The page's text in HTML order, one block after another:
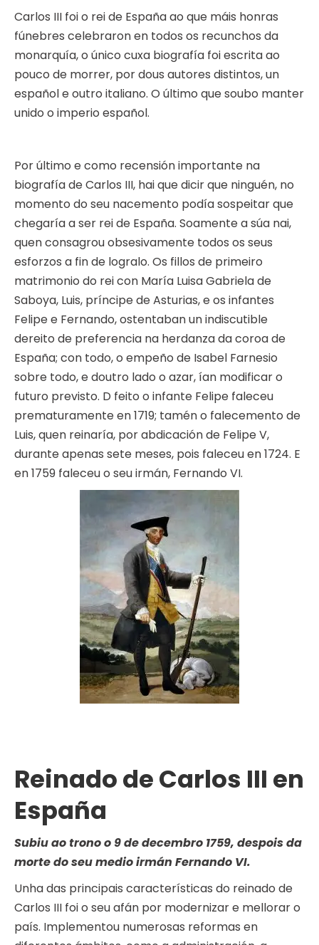
Carlos III foi o rei de España ao que máis honras
fúnebres celebraron en todos os recunchos da
monarquía, o único cuxa biografía foi escrita ao
pouco de morrer, por dous autores distintos, un
español e outro italiano. O último que soubo manter
unido o imperio español.
Por último e como recensión importante na
biografía de Carlos III, hai que dicir que ninguén, no
momento do seu nacemento podía sospeitar que
chegaría a ser rei de España. Soamente a súa nai,
quen consagrou obsesivamente todos os seus
esforzos a fin de logralo. Os fillos de primeiro
matrimonio do rei con María Luisa Gabriela de
Saboya, Luis, príncipe de Asturias, e os infantes
Felipe e Fernando, ostentaban un indiscutible
dereito de preferencia na herdanza da coroa de
España; con todo, o empeño de Isabel Farnesio
sobre todo, e doutro lado o azar, ían modificar o
futuro previsto. D feito o infante Felipe faleceu
prematuramente en 1719; tamén o falecemento de
Luis, quen reinaría, por abdicación de Felipe V,
durante apenas sete meses, pois faleceu en 1724. E
en 1759 faleceu o seu irmán, Fernando VI.
Reinado de Carlos III en
España
Subiu ao trono o 9 de decembro 1759, despois da
morte do seu medio irmán Fernando VI.
Unha das principais características do reinado de
Carlos III foi o seu afán por modernizar e mellorar o
país. Implementou numerosas reformas en